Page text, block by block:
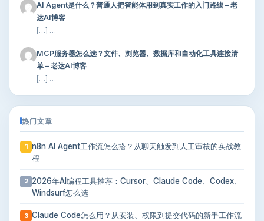
AI Agent是什么？普通人把智能体用到真实工作的入门路线 – 老
达AI博客
[…] …
MCP服务器怎么选？文件、浏览器、数据库和自动化工具连接清
单 – 老达AI博客
[…] …
热门文章
1
n8n AI Agent工作流怎么搭？从聊天触发到人工审核的实战教
程
2 2026年AI编程工具推荐：Cursor、Claude Code、Codex、
Windsurf怎么选
3 Claude Code怎么用？从安装、权限到提交代码的新手工作流